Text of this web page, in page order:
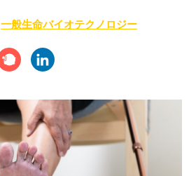
一般生命バイオテクノロジー